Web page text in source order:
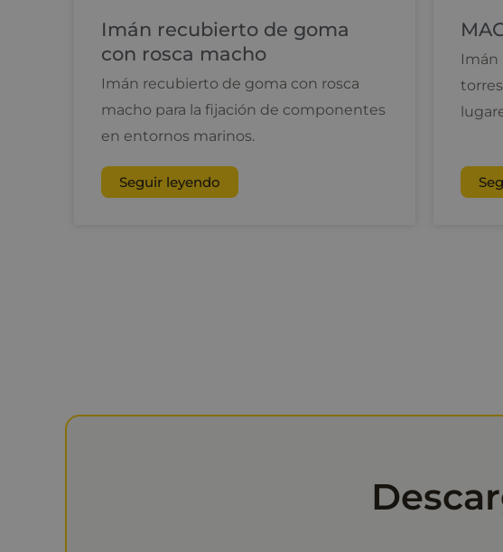
Imán recubierto de goma
con rosca macho
Imán recubierto de goma con rosca
macho para la fijación de componentes
en entornos marinos.
Seguir leyendo
Imán